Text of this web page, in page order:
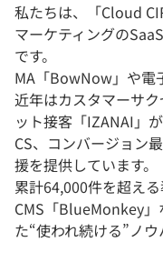
私たちは、「Cloud
マーケティングの
です。
MA「BowNow」や電
近年はカスタマーサ
ット接客「IZANAI」
CS、コンバージョン
援を提供しています。
累計64,000件を超え
CMS「BlueMonkey
た“使われ続ける”ノウ